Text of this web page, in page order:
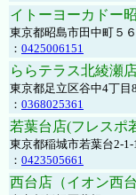
イトーヨーカドー
東京都昭島市田中町５
： 0425006151
ららテラス北綾瀬
東京都足立区谷中4丁目
： 0368025361
若葉台店(フレスポ
東京都稲城市若葉台2-
： 0423505661
西台店（イオン西